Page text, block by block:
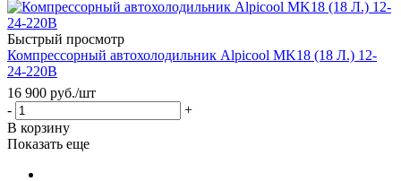
Быстрый просмотр
Компрессорный автохолодильник Alpicool MK18 (18 Л.) 12-
24-220В
16 900 руб./шт
-
+
В корзину
Показать еще